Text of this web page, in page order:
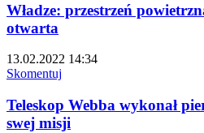
Władze: przestrzeń
otwarta
13.02.2022 14:34
Skomentuj
Teleskop Webba wykonał
swej misji